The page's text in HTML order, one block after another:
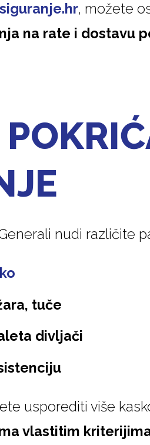
, možete
na rate i dostavu
nudi različite
tuče
divljači
usporediti više
vlastitim